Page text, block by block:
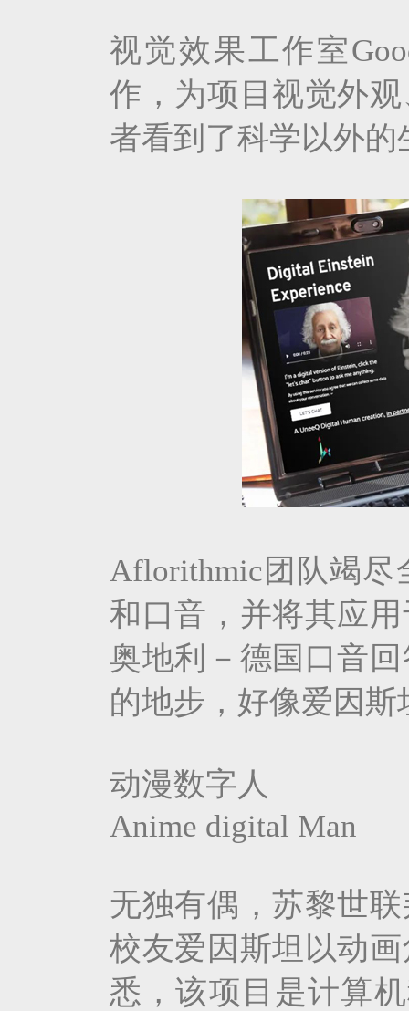
视觉效果工作室
作，为项目视觉外
者看到了科学以外
Aflorithmic团队竭尽
和口音，并将其应
奥地利－德国口音
的地步，好像爱因
动漫数字人
Anime digital Man
无独有偶，苏黎世
校友爱因斯坦以动
悉，该项目是计算